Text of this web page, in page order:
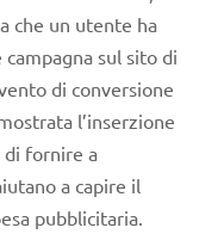
che un utente ha
sul sito di
di conversione
l’inserzione
di fornire a
a capire il
pubblicitaria.